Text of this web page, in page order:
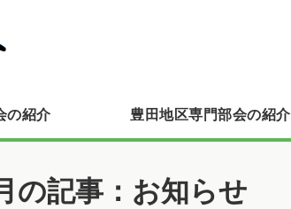
の紹介 豊田地区専門部会の紹介
の記事：お知らせ